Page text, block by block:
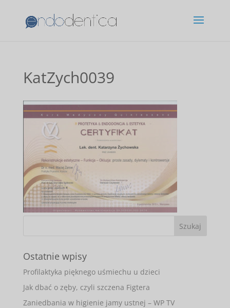
KatZych0039
Ostatnie wpisy
Profilaktyka pięknego uśmiechu u dzieci
Jak dbać o zęby, czyli szczena Figtera
Zaniedbania w higienie jamy ustnej – WP TV